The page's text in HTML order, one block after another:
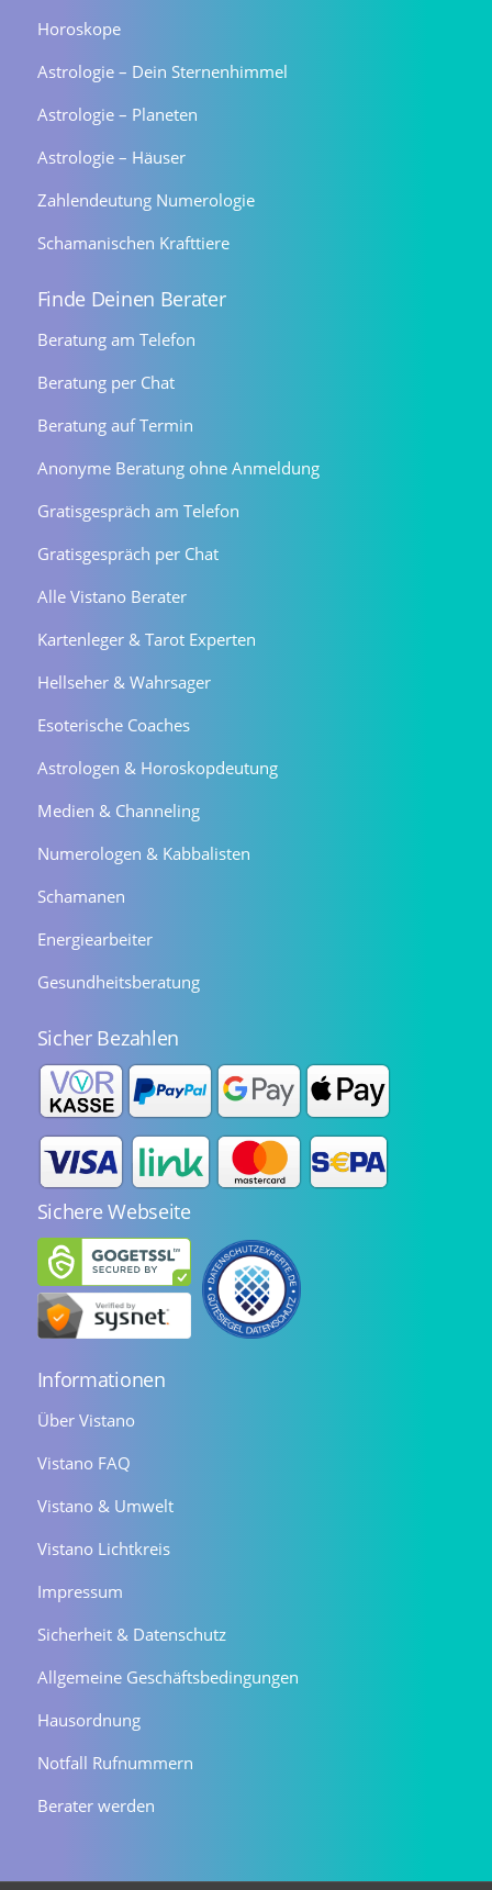
Horoskope
Astrologie – Dein Sternenhimmel
Astrologie – Planeten
Astrologie – Häuser
Zahlendeutung Numerologie
Schamanischen Krafttiere
Finde Deinen Berater
Beratung am Telefon
Beratung per Chat
Beratung auf Termin
Anonyme Beratung ohne Anmeldung
Gratisgespräch am Telefon
Gratisgespräch per Chat
Alle Vistano Berater
Kartenleger & Tarot Experten
Hellseher & Wahrsager
Esoterische Coaches
Astrologen & Horoskopdeutung
Medien & Channeling
Numerologen & Kabbalisten
Schamanen
Energiearbeiter
Gesundheitsberatung
Sicher Bezahlen
Sichere Webseite
Informationen
Über Vistano
Vistano FAQ
Vistano & Umwelt
Vistano Lichtkreis
Impressum
Sicherheit & Datenschutz
Allgemeine Geschäftsbedingungen
Hausordnung
Notfall Rufnummern
Berater werden